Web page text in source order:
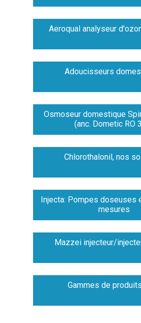
Aeroqual analyseur
Adoucisseurs
Osmoseur domestique
(anc. Dometic RO
Chlorothalonil, nos
Injecta: Pompes doseuses
mesures
Mazzei injecteur/
Gammes de